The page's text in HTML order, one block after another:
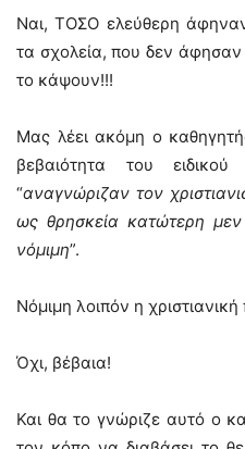
Ναι, ΤΟΣΟ ελεύθερη
τα σχολεία, που δεν άφησαν
το κάψουν!!!
Μας λέει ακόμη ο
βεβαιότητα του
“αναγνώριζαν τον
ως θρησκεία κατώτερη
νόμιμη”.
Νόμιμη λοιπόν η
Όχι, βέβαια!
Και θα το γνώριζε αυτό ο